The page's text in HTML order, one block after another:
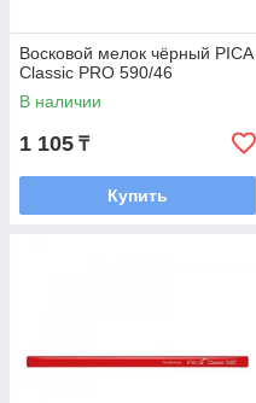
Восковой мелок чёрный PICA
Classic PRO 590/46
В наличии
1 105 ₸
Купить